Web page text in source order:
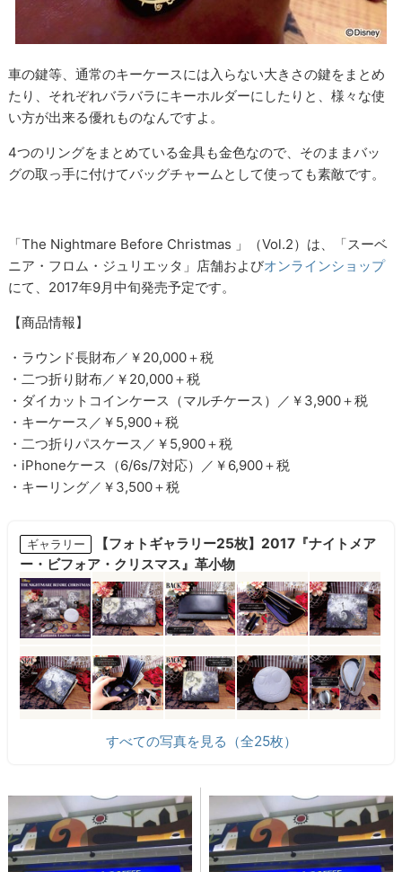
車の鍵等、通常のキーケースには入らない大きさの鍵をまとめ
たり、それぞれバラバラにキーホルダーにしたりと、様々な使
い方が出来る優れものなんですよ。
4つのリングをまとめている金具も金色なので、そのままバッ
グの取っ手に付けてバッグチャームとして使っても素敵です。
「The Nightmare Before Christmas 」（Vol.2）は、「スーベ
ニア・フロム・ジュリエッタ」店舗およびオンラインショップ
にて、2017年9月中旬発売予定です。
【商品情報】
・ラウンド長財布／￥20,000＋税
・二つ折り財布／￥20,000＋税
・ダイカットコインケース（マルチケース）／￥3,900＋税
・キーケース／￥5,900＋税
・二つ折りパスケース／￥5,900＋税
・iPhoneケース（6/6s/7対応）／￥6,900＋税
・キーリング／￥3,500＋税
ギャラリー
【フォトギャラリー25枚】2017『ナイトメア
ー・ビフォア・クリスマス』革小物
すべての写真を見る（全25枚）